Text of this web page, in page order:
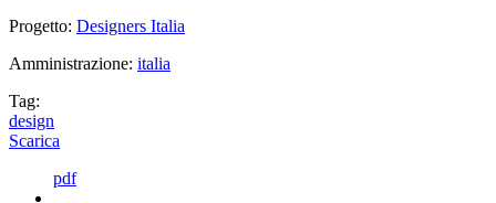
Progetto: Designers Italia
Amministrazione: italia
Tag:
design
Scarica
pdf